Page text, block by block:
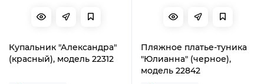
Купальник "Александра"
(красный), модель 22312
Пляжное платье-туника
"Юлианна" (черное),
модель 22842